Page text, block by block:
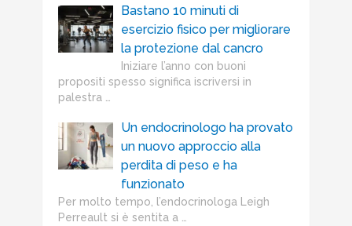
Bastano 10 minuti di
esercizio fisico per migliorare
la protezione dal cancro
Iniziare l’anno con buoni
propositi spesso significa iscriversi in
palestra …
Un endocrinologo ha provato
un nuovo approccio alla
perdita di peso e ha
funzionato
Per molto tempo, l’endocrinologa Leigh
Perreault si è sentita a …